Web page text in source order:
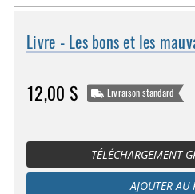
Livre - Les bons et les
12,00 $ Livraison standard
TÉLÉCHARGEMENT
AJOUTER AU